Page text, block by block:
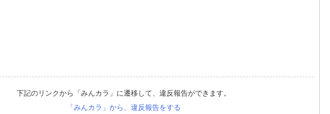
下記のリンクから「みんカラ」に遷移して、違反報告ができます。
「みんカラ」から、違反報告をする